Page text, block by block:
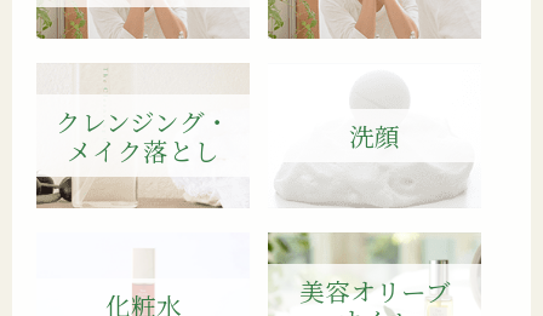
クレンジング・
メイク落とし
洗顔
化粧水
美容オリーブ